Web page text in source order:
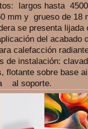
largos hasta
mm y grueso de 18
se presenta lijada
del acabado
calefacción
de instalación:
flotante sobre base
al soporte.